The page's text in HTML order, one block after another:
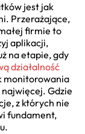
jest jak
Przerażające,
firmie to
aplikacji,
na etapie, gdy
działalność
monitorowania
najwięcej. Gdzie
z których nie
fundament,